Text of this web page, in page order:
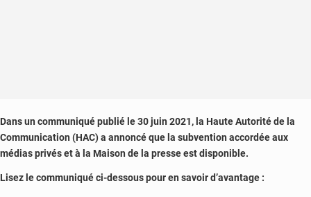
Dans un communiqué publié le 30 juin 2021, la Haute Autorité de la
Communication (HAC) a annoncé que la subvention accordée aux
médias privés et à la Maison de la presse est disponible.
Lisez le communiqué ci-dessous pour en savoir d’avantage :